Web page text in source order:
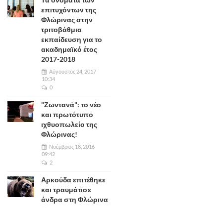
επιτυχόντων της
Φλώρινας στην
τριτοβάθμια
εκπαίδευση για το
ακαδημαϊκό έτος
2017-2018
Αύγουστος 24, 2017
10:34
0
"Ζωντανά": το νέο
και πρωτότυπο
ιχθυοπωλείο της
Φλώρινας!
Νοέμβριος 18, 2016
09:42
2
Αρκούδα επιτέθηκε
και τραυμάτισε
άνδρα στη Φλώρινα